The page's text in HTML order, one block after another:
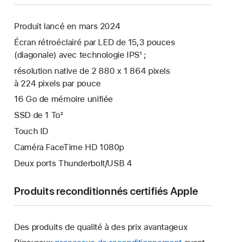
Produit lancé en mars 2024
Écran rétroéclairé par LED de 15,3 pouces
(diagonale) avec technologie IPS¹ ;
résolution native de 2 880 x 1 864 pixels
à 224 pixels par pouce
16 Go de mémoire unifiée
SSD de 1 To²
Touch ID
Caméra FaceTime HD 1080p
Deux ports Thunderbolt/USB 4
Produits reconditionnés certifiés Apple
Des produits de qualité à des prix avantageux